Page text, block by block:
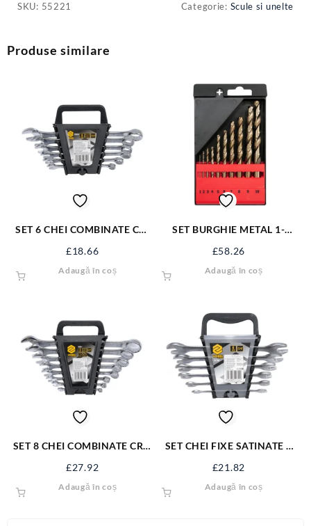
SKU: 55221 Categorie: Scule si unelte
Produse similare
SET 6 CHEI COMBINATE CR-
£18.66
Adaugă în coș
SET BURGHIE METAL 1-
41603
£58.26
Adaugă în coș
SET 8 CHEI COMBINATE CR –
£27.92
Adaugă în coș
SET CHEI FIXE SATINATE 6
£21.82
Adaugă în coș